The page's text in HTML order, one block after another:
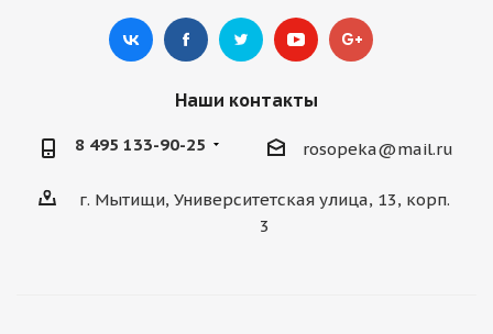
Наши контакты
8 495 133-90-25 rosopeka@mail.ru
г. Мытищи, Университетская улица, 13, корп.
3